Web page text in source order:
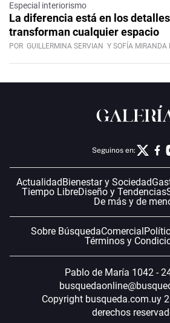
Especial interiorismo
La diferencia está en los
transforman cualquier espacio
POR GUILLERMINA SERVIAN Y SOFÍA MIRANDA
Seguinos en:
Actualidad Bienestar y Sociedad
Tiempo LibreDiseño y Tendencias
De más y de
Sobre BúsquedaComercial
Términos y
Pablo de María 1042 -
Copyright busqueda.com.uy
derechos